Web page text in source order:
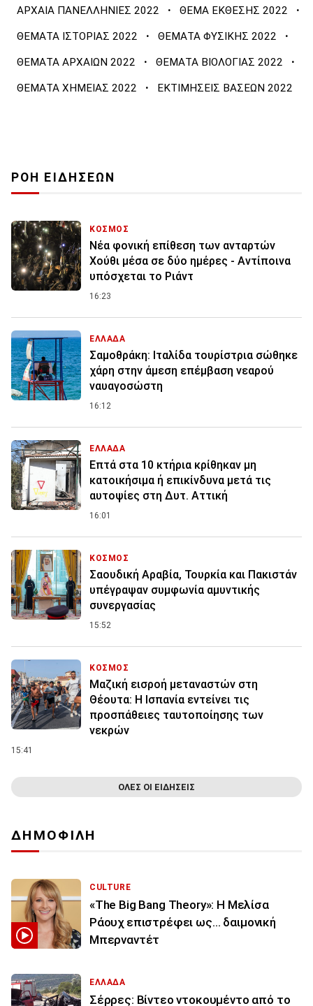
ΑΡΧΑΙΑ ΠΑΝΕΛΛΗΝΙΕΣ 2022 · ΘΕΜΑ ΕΚΘΕΣΗΣ 2022 ·
ΘΕΜΑΤΑ ΙΣΤΟΡΙΑΣ 2022 · ΘΕΜΑΤΑ ΦΥΣΙΚΗΣ 2022 ·
ΘΕΜΑΤΑ ΑΡΧΑΙΩΝ 2022 · ΘΕΜΑΤΑ ΒΙΟΛΟΓΙΑΣ 2022 ·
ΘΕΜΑΤΑ ΧΗΜΕΙΑΣ 2022 · ΕΚΤΙΜΗΣΕΙΣ ΒΑΣΕΩΝ 2022
ΡΟΗ ΕΙΔΗΣΕΩΝ
ΚΟΣΜΟΣ
Νέα φονική επίθεση των ανταρτών
Χούθι μέσα σε δύο ημέρες - Αντίποινα
υπόσχεται το Ριάντ
16:23
ΕΛΛΑΔΑ
Σαμοθράκη: Ιταλίδα τουρίστρια σώθηκε
χάρη στην άμεση επέμβαση νεαρού
ναυαγοσώστη
16:12
ΕΛΛΑΔΑ
Επτά στα 10 κτήρια κρίθηκαν μη
κατοικήσιμα ή επικίνδυνα μετά τις
αυτοψίες στη Δυτ. Αττική
16:01
ΚΟΣΜΟΣ
Σαουδική Αραβία, Τουρκία και Πακιστάν
υπέγραψαν συμφωνία αμυντικής
συνεργασίας
15:52
ΚΟΣΜΟΣ
Μαζική εισροή μεταναστών στη
Θέουτα: Η Ισπανία εντείνει τις
προσπάθειες ταυτοποίησης των
νεκρών
15:41
ΟΛΕΣ ΟΙ ΕΙΔΗΣΕΙΣ
ΔΗΜΟΦΙΛΗ
CULTURE
«The Big Bang Theory»: Η Μελίσα
Ράουχ επιστρέφει ως… δαιμονική
Μπερναντέτ
ΕΛΛΑΔΑ
Σέρρες: Βίντεο ντοκουμέντο από το